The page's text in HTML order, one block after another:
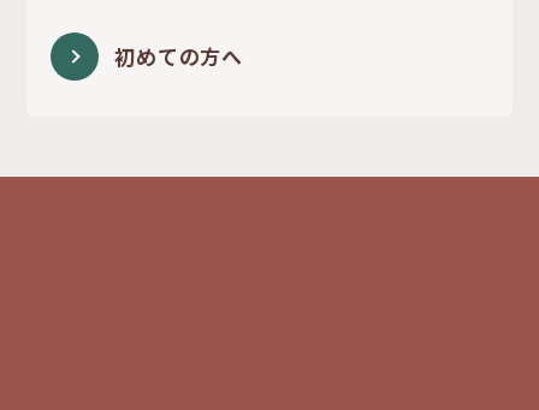
初めての方へ